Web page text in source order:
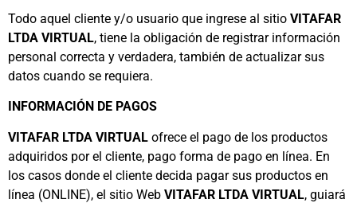
Todo aquel cliente y/o usuario que ingrese al sitio VITAFAR
LTDA VIRTUAL, tiene la obligación de registrar información
personal correcta y verdadera, también de actualizar sus
datos cuando se requiera.
INFORMACIÓN DE PAGOS
VITAFAR LTDA VIRTUAL ofrece el pago de los productos
adquiridos por el cliente, pago forma de pago en línea. En
los casos donde el cliente decida pagar sus productos en
línea (ONLINE), el sitio Web VITAFAR LTDA VIRTUAL, guiará